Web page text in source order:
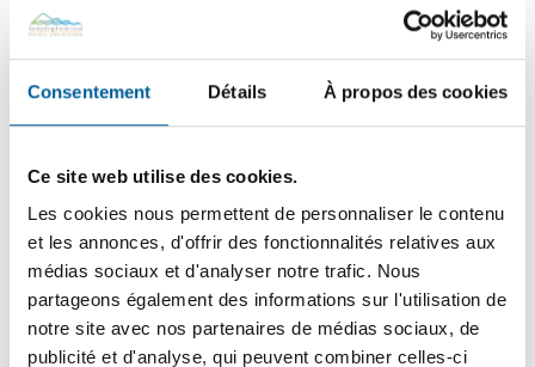
Consentement Détails À propos des cookies
Ce site web utilise des cookies.
Les cookies nous permettent de personnaliser le contenu
et les annonces, d'offrir des fonctionnalités relatives aux
médias sociaux et d'analyser notre trafic. Nous
partageons également des informations sur l'utilisation de
notre site avec nos partenaires de médias sociaux, de
publicité et d'analyse, qui peuvent combiner celles-ci
TAXES MUNICIPALES 2025 | Date
octobre
taxes municipales 2025 est le 6 octobre. Les dates…
21avril 2025
TAXES MUNICIPALES 2025 | Date
limite du 2e versement le 5 mai